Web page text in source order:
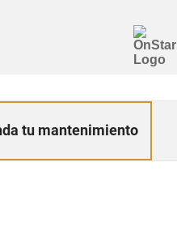
tu mantenimiento